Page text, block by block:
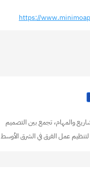
https://
والمهام، تجمع بين التصميم
لتنظيم عمل الفرق في الشرق الأوسط